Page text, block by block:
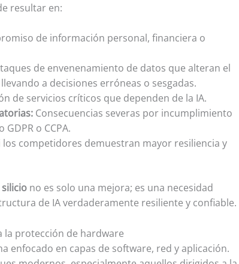
resultar en:
de información personal, financiera o
de envenenamiento de datos que alteran el
a decisiones erróneas o sesgadas.
de servicios críticos que dependen de la IA.
Consecuencias severas por incumplimiento
o CCPA.
competidores demuestran mayor resiliencia y
no es solo una mejora; es una necesidad
de IA verdaderamente resiliente y confiable.
la protección de hardware
enfocado en capas de software, red y aplicación.